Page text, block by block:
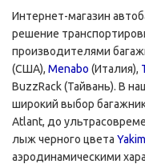
Интернет-магазин
решение
производителями
(США), Menabo (Италия),
BuzzRack (Тайвань). В
широкий выбор
Atlant, до
лыж черного цвета
аэродинамическими